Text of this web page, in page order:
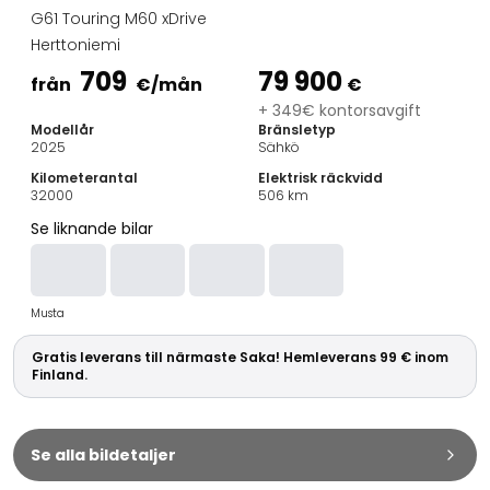
Kombibilar
Stadsbilar
Dragfordon
Kommersiella fordon
Auktionsbilar
Prisvärda bilar
Bilmärken
Audi
BMW
Kia
Mercedes-Benz
Polestar
Skoda
Tesla
Toyota
G61 Touring M60 xDrive
Herttoniemi
från 709 €/mån 79 900 €
+ 349€ kontorsavgift
Modellår
2025
Bränsletyp
Sähkö
Kilometerantal
32000
Elektrisk räckvidd
506 km
Se liknande bilar
Musta
Gratis leverans till närmaste Saka! Hemleverans 99 € inom
Finland.
Se alla bildetaljer